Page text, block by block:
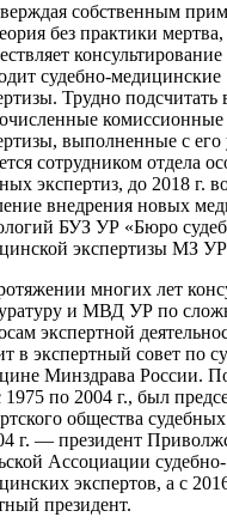
собственным
без практики мертва,
судебно-медицинские
Трудно подсчитать
комиссионные
выполненные с его
сотрудником отдела
экспертиз, до 2018 г.
внедрения новых
БУЗ УР «Бюро
экспертизы МЗ
многих лет
и МВД УР по
экспертной
в экспертный совет по
Минздрава России.
1975 по 2004 г., был
общества
г. — президент
Ассоциации судебно-
экспертов, а с
президент.